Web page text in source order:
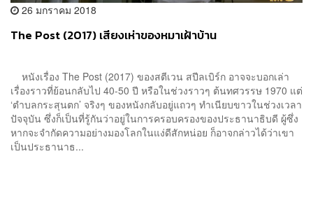
26 มกราคม 2018
The Post (2017) เสียงเห่าของหมาเฝ้าบ้าน
หนังเรื่อง The Post (2017) ของสตีเวน สปีลเบิร์ก อาจจะบอกเล่า
เรื่องราวที่ย้อนกลับไป 40-50 ปี หรือในช่วงราวๆ ต้นทศวรรษ 1970 แต่
‘ตำบลกระสุนตก’ จริงๆ ของหนังกลับอยู่แถวๆ ทำเนียบขาวในช่วงเวลา
ปัจจุบัน ซึ่งก็เป็นที่รู้กันว่าอยู่ในการครอบครองของประธานาธิบดี ผู้ซึ่ง
หากจะจำกัดความอย่างมองโลกในแง่ดีสักหน่อย ก็อาจกล่าวได้ว่าเขา
เป็นประธานาธ...